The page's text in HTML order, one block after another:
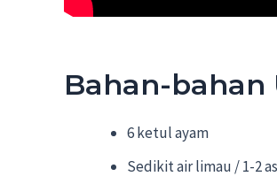
Bahan-bahan
6 ketul ayam
Sedikit air limau / 1-2